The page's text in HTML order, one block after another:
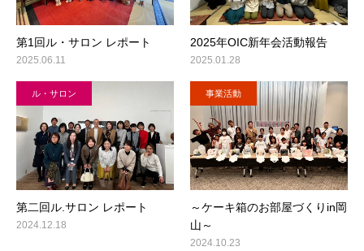
第1回ル・サロン レポート
2025.06.11
2025年OIC新年会活動報告
2025.01.28
ル・サロン
第⼆回ル.サロン レポート
2024.12.18
事業活動
～ケーキ箱のお部屋づくりin岡
山～
2024.10.23